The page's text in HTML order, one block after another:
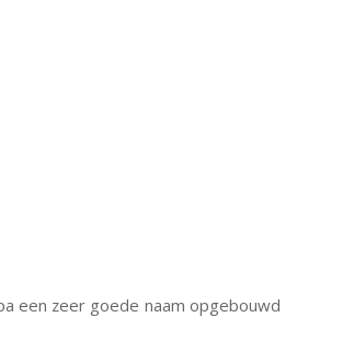
een zeer goede naam opgebouwd